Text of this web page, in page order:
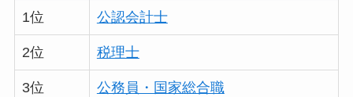
1位 公認会計士
2位 税理士
3位 公務員・国家総合職